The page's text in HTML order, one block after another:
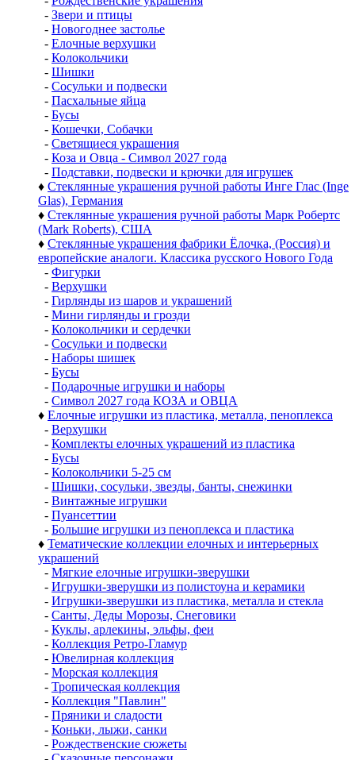
- Звери и птицы
- Новогоднее застолье
- Елочные верхушки
- Колокольчики
- Шишки
- Сосульки и подвески
- Пасхальные яйца
- Бусы
- Кошечки, Собачки
- Светящиеся украшения
- Коза и Овца - Символ 2027 года
- Подставки, подвески и крючки для игрушек
♦ Стеклянные украшения ручной работы Инге Глас (Inge
Glas), Германия
♦ Стеклянные украшения ручной работы Марк Робертс
(Mark Roberts), США
♦ Стеклянные украшения фабрики Ёлочка, (Россия) и
европейские аналоги. Классика русского Нового Года
- Фигурки
- Верхушки
- Гирлянды из шаров и украшений
- Мини гирлянды и грозди
- Колокольчики и сердечки
- Сосульки и подвески
- Наборы шишек
- Бусы
- Подарочные игрушки и наборы
- Символ 2027 года КОЗА и ОВЦА
♦ Елочные игрушки из пластика, металла, пеноплекса
- Верхушки
- Комплекты елочных украшений из пластика
- Бусы
- Колокольчики 5-25 см
- Шишки, сосульки, звезды, банты, снежинки
- Винтажные игрушки
- Пуансеттии
- Большие игрушки из пеноплекса и пластика
♦ Тематические коллекции елочных и интерьерных
украшений
- Мягкие елочные игрушки-зверушки
- Игрушки-зверушки из полистоуна и керамики
- Игрушки-зверушки из пластика, металла и стекла
- Санты, Деды Морозы, Снеговики
- Куклы, арлекины, эльфы, феи
- Коллекция Ретро-Гламур
- Ювелирная коллекция
- Морская коллекция
- Тропическая коллекция
- Коллекция "Павлин"
- Пряники и сладости
- Коньки, лыжи, санки
- Рождественские сюжеты